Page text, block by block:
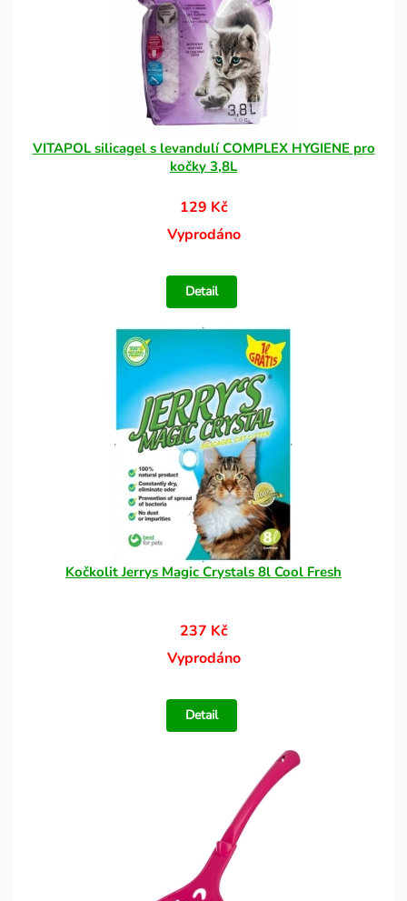
VITAPOL silicagel s levandulí COMPLEX HYGIENE pro
kočky 3,8L
129 Kč
Vyprodáno
Detail
Kočkolit Jerrys Magic Crystals 8l Cool Fresh
237 Kč
Vyprodáno
Detail